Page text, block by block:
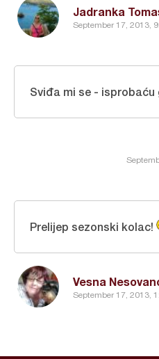
Jadranka
September 17, 2013,
Sviđa mi se - isprobaću
Vesna
September 17, 2013,
Prelijep sezonski kolac!